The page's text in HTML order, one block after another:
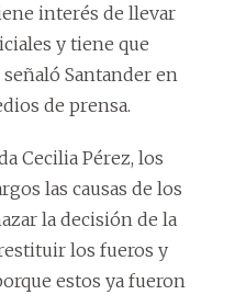
interés de llevar
y tiene que
señaló Santander en
de prensa.
Cecilia Pérez, los
las causas de los
la decisión de la
los fueros y
estos ya fueron